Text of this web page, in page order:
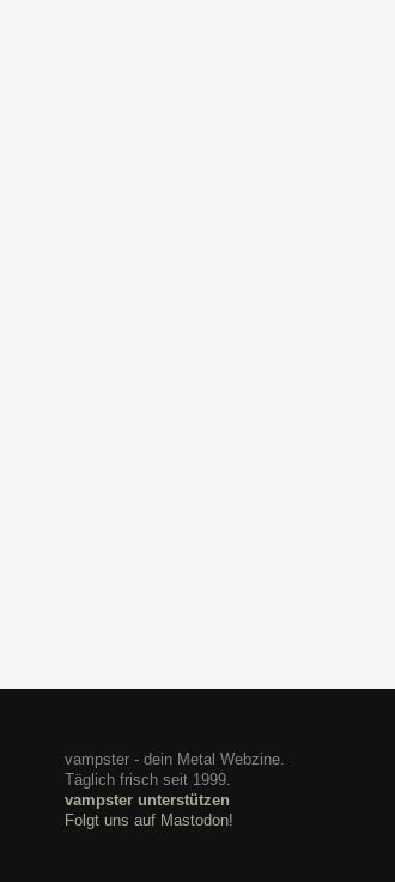
vampster - dein Metal Webzine.
Täglich frisch seit 1999.
vampster unterstützen
Folgt uns auf Mastodon!